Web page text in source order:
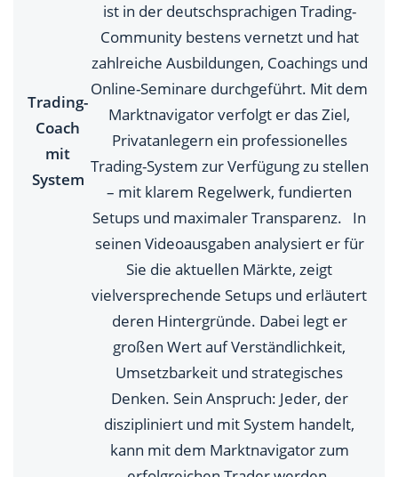
Trading-
Coach
mit
System
ist in der deutschsprachigen Trading-
Community bestens vernetzt und hat
zahlreiche Ausbildungen, Coachings und
Online-Seminare durchgeführt. Mit dem
Marktnavigator verfolgt er das Ziel,
Privatanlegern ein professionelles
Trading-System zur Verfügung zu stellen
– mit klarem Regelwerk, fundierten
Setups und maximaler Transparenz. In
seinen Videoausgaben analysiert er für
Sie die aktuellen Märkte, zeigt
vielversprechende Setups und erläutert
deren Hintergründe. Dabei legt er
großen Wert auf Verständlichkeit,
Umsetzbarkeit und strategisches
Denken. Sein Anspruch: Jeder, der
diszipliniert und mit System handelt,
kann mit dem Marktnavigator zum